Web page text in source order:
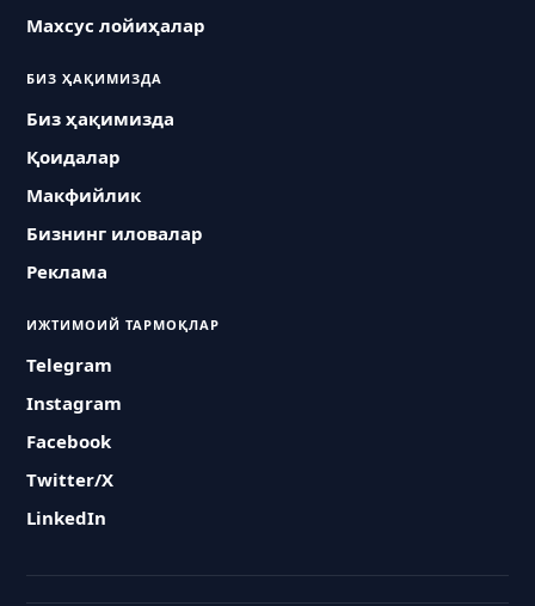
Махсус лойиҳалар
БИЗ ҲАҚИМИЗДА
Биз ҳақимизда
Қоидалар
Макфийлик
Бизнинг иловалар
Реклама
ИЖТИМОИЙ ТАРМОҚЛАР
Telegram
Instagram
Facebook
Twitter/X
LinkedIn